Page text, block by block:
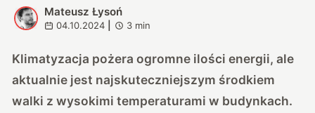
M
Mateusz Łysoń
04.10.2024 3 min
Klimatyzacja pożera ogromne ilości energii, ale
aktualnie jest najskuteczniejszym środkiem
walki z wysokimi temperaturami w budynkach.